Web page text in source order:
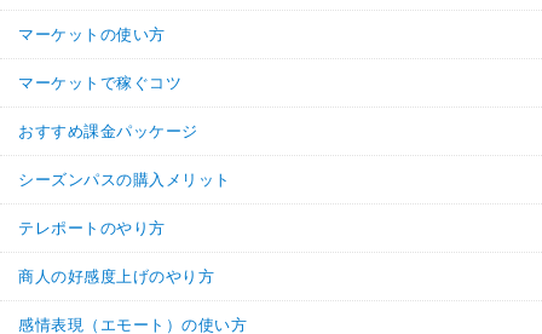
マーケットの使い方
マーケットで稼ぐコツ
おすすめ課金パッケージ
シーズンパスの購入メリット
テレポートのやり方
商人の好感度上げのやり方
感情表現（エモート）の使い方